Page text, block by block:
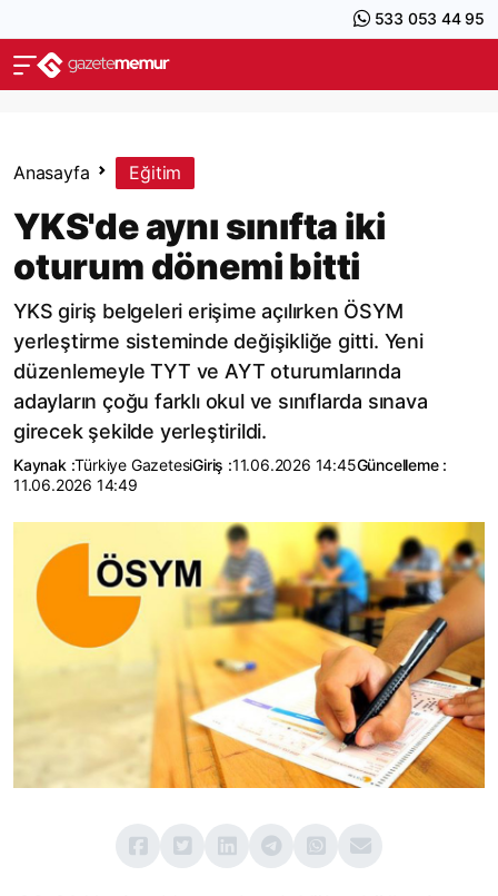
533 053 44 95
Anasayfa Eğitim
YKS'de aynı sınıfta iki
oturum dönemi bitti
YKS giriş belgeleri erişime açılırken ÖSYM
yerleştirme sisteminde değişikliğe gitti. Yeni
düzenlemeyle TYT ve AYT oturumlarında
adayların çoğu farklı okul ve sınıflarda sınava
girecek şekilde yerleştirildi.
Kaynak :Türkiye GazetesiGiriş :11.06.2026 14:45Güncelleme :
11.06.2026 14:49